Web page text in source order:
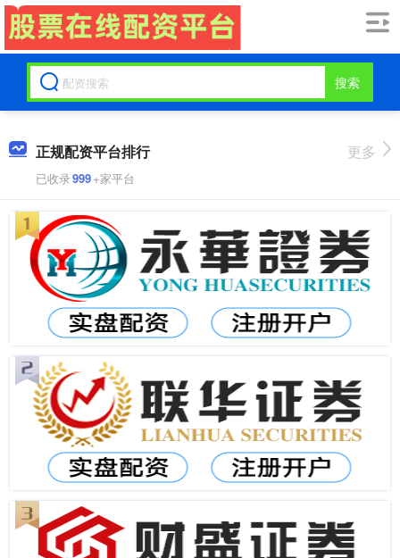
搜索
正规配资平台排行
已收录999+家平台
更多